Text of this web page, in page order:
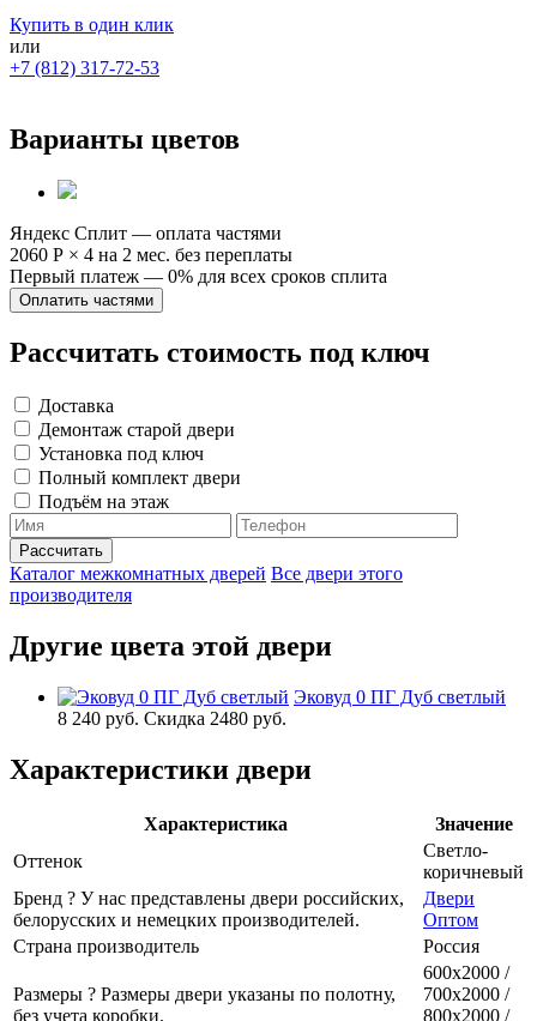
Купить в один клик
или
+7 (812) 317-72-53
Варианты цветов
Яндекс Сплит — оплата частями
2060 Р × 4 на 2 мес. без переплаты
Первый платеж — 0% для всех сроков сплита
Оплатить частями
Рассчитать стоимость под ключ
Доставка
Демонтаж старой двери
Установка под ключ
Полный комплект двери
Подъём на этаж
Каталог межкомнатных дверей Все двери этого
производителя
Другие цвета этой двери
Эковуд 0 ПГ Дуб светлый
8 240 руб. Скидка 2480 руб.
Характеристики двери
Характеристика
Значение
Оттенок
Светло-
коричневый
Бренд ? У нас представлены двери российских,
белорусских и немецких производителей.
Двери
Оптом
Страна производитель
Россия
Размеры ? Размеры двери указаны по полотну,
без учета коробки.
600х2000 /
700х2000 /
800х2000 /